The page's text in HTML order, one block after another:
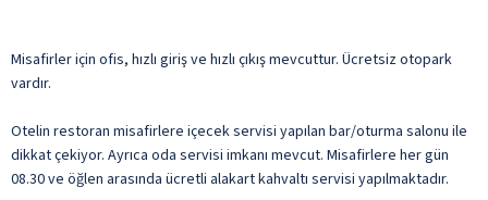
Misafirler için ofis, hızlı giriş ve hızlı çıkış mevcuttur. Ücretsiz otopark
vardır.
Otelin restoran misafirlere içecek servisi yapılan bar/oturma salonu ile
dikkat çekiyor. Ayrıca oda servisi imkanı mevcut. Misafirlere her gün
08.30 ve öğlen arasında ücretli alakart kahvaltı servisi yapılmaktadır.